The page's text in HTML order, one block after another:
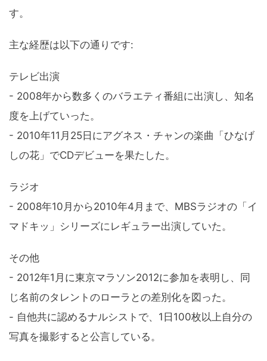
す。
主な経歴は以下の通りです:
テレビ出演
- 2008年から数多くのバラエティ番組に出演し、知名
度を上げていった。
- 2010年11月25日にアグネス・チャンの楽曲「ひなげ
しの花」でCDデビューを果たした。
ラジオ
- 2008年10月から2010年4月まで、MBSラジオの「イ
マドキッ」シリーズにレギュラー出演していた。
その他
- 2012年1月に東京マラソン2012に参加を表明し、同
じ名前のタレントのローラとの差別化を図った。
- 自他共に認めるナルシストで、1日100枚以上自分の
写真を撮影すると公言している。